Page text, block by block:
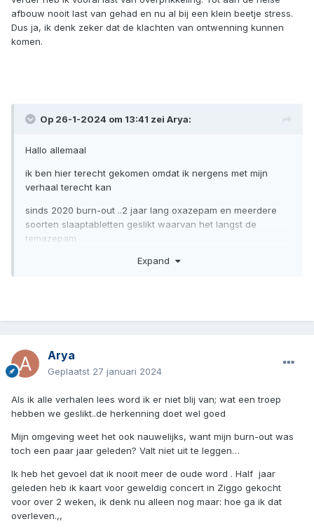
afbouw nooit last van gehad en nu al bij een klein beetje stress.
Dus ja, ik denk zeker dat de klachten van ontwenning kunnen
komen.
Op 26-1-2024 om 13:41 zei Arya:
Hallo allemaal
ik ben hier terecht gekomen omdat ik nergens met mijn
verhaal terecht kan
sinds 2020 burn-out ..2 jaar lang oxazepam en meerdere
soorten slaaptabletten geslikt waarvan het langst de
temazepam
nu een jaar geleden na langzaam afbouwen gestopt met
Een beetje stress geeft gelijk harde terugval , herkent
iemand dit?
zijn het de PAWS….
wordt er moedeloos van…
Expand
Arya
Geplaatst 27 januari 2024
Als ik alle verhalen lees word ik er niet blij van; wat een troep
hebben we geslikt..de herkenning doet wel goed
Mijn omgeving weet het ook nauwelijks, want mijn burn-out was
toch een paar jaar geleden? Valt niet uit te leggen…
Ik heb het gevoel dat ik nooit meer de oude word . Half jaar
geleden heb ik kaart voor geweldig concert in Ziggo gekocht
voor over 2 weken, ik denk nu alleen nog maar: hoe ga ik dat
overleven.,,